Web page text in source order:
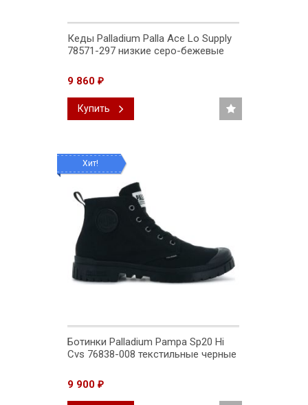
Кеды Palladium Palla Ace Lo Supply
78571-297 низкие серо-бежевые
9 860 ₽
Купить
Хит!
Ботинки Palladium Pampa Sp20 Hi
Cvs 76838-008 текстильные черные
9 900 ₽